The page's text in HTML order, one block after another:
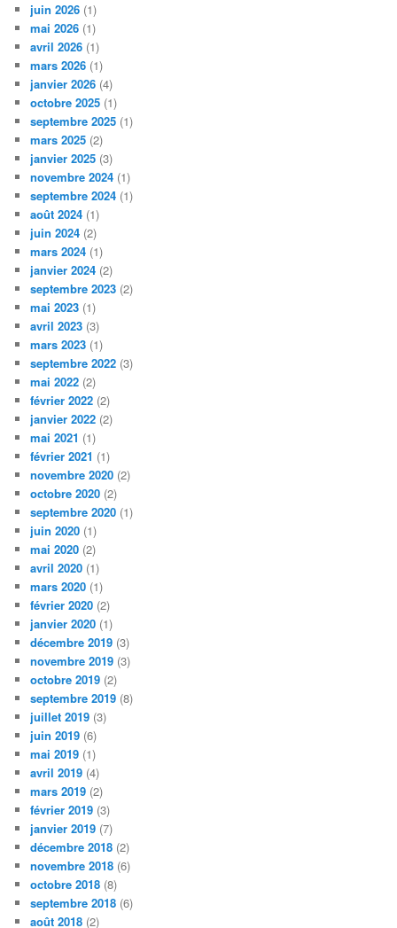
juin 2026 (1)
mai 2026 (1)
avril 2026 (1)
mars 2026 (1)
janvier 2026 (4)
octobre 2025 (1)
septembre 2025 (1)
mars 2025 (2)
janvier 2025 (3)
novembre 2024 (1)
septembre 2024 (1)
août 2024 (1)
juin 2024 (2)
mars 2024 (1)
janvier 2024 (2)
septembre 2023 (2)
mai 2023 (1)
avril 2023 (3)
mars 2023 (1)
septembre 2022 (3)
mai 2022 (2)
février 2022 (2)
janvier 2022 (2)
mai 2021 (1)
février 2021 (1)
novembre 2020 (2)
octobre 2020 (2)
septembre 2020 (1)
juin 2020 (1)
mai 2020 (2)
avril 2020 (1)
mars 2020 (1)
février 2020 (2)
janvier 2020 (1)
décembre 2019 (3)
novembre 2019 (3)
octobre 2019 (2)
septembre 2019 (8)
juillet 2019 (3)
juin 2019 (6)
mai 2019 (1)
avril 2019 (4)
mars 2019 (2)
février 2019 (3)
janvier 2019 (7)
décembre 2018 (2)
novembre 2018 (6)
octobre 2018 (8)
septembre 2018 (6)
août 2018 (2)